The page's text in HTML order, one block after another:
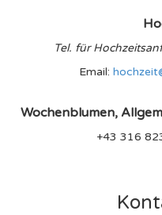
Tel. für
Email:
Wochenblumen,
+43 316